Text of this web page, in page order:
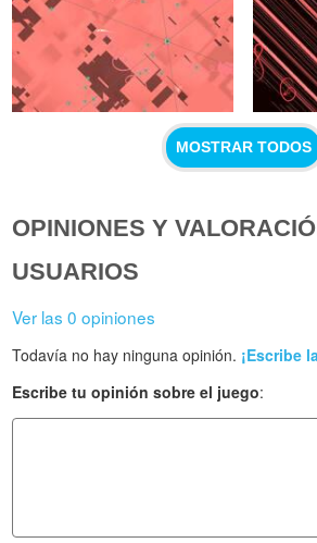
MOSTRAR TODOS
OPINIONES Y
USUARIOS
Ver las 0 opiniones
Todavía no hay ninguna opinión. ¡Escribe
Escribe tu opinión sobre el juego: